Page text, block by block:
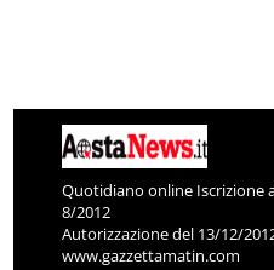
Quotidiano online Iscrizione
8/2012
Autorizzazione del 13/12/
www.gazzettamatin.com